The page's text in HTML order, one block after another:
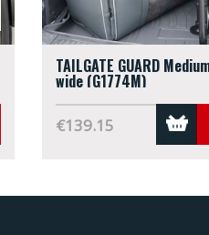
TAILGATE GUARD
wide (G1774M)
€139.15